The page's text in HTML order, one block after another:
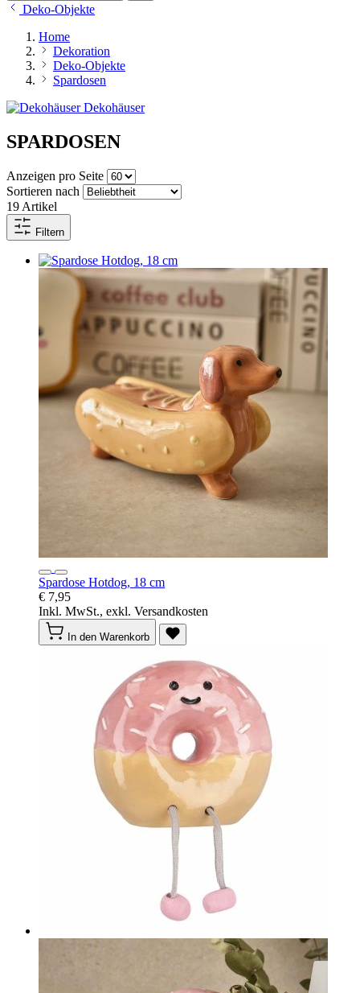
Deko-Objekte
Home
Dekoration
Deko-Objekte
Spardosen
Dekohäuser
SPARDOSEN
Anzeigen pro Seite
Sortieren nach
19 Artikel
Filtern
Spardose Hotdog, 18 cm
€ 7,95
Inkl. MwSt., exkl. Versandkosten
In den Warenkorb